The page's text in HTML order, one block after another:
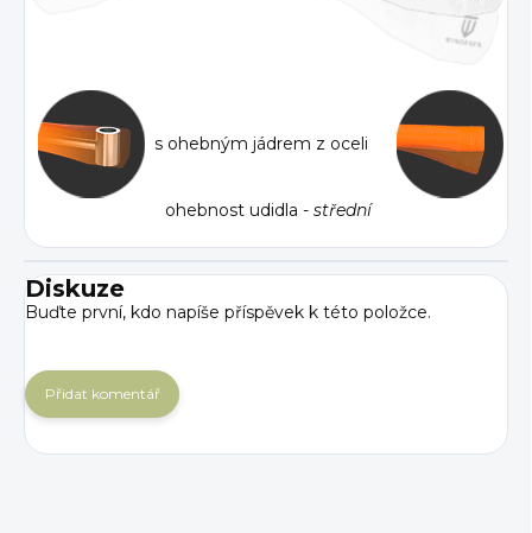
s ohebným jádrem z oceli
ohebnost udidla - střední
Diskuze
Buďte první, kdo napíše příspěvek k této položce.
Přidat komentář